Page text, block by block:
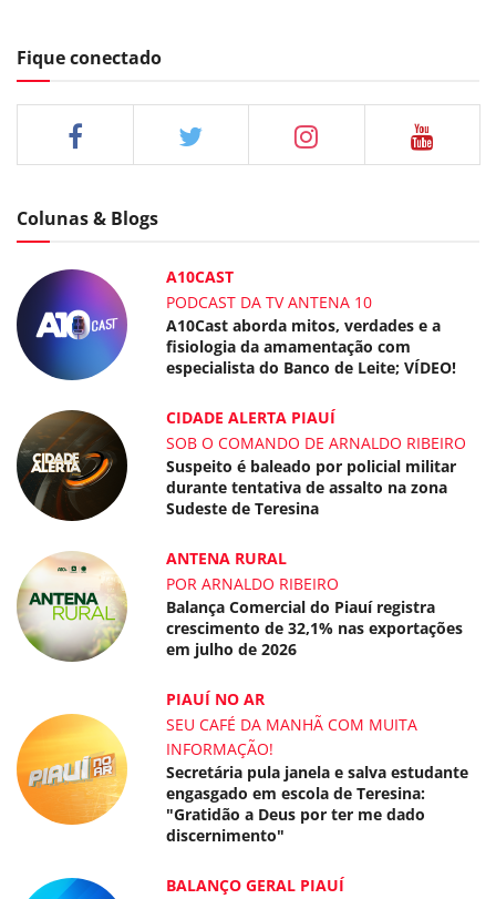
Fique conectado
Colunas & Blogs
A10CAST
PODCAST DA TV ANTENA 10
A10Cast aborda mitos, verdades e a
fisiologia da amamentação com
especialista do Banco de Leite; VÍDEO!
CIDADE ALERTA PIAUÍ
SOB O COMANDO DE ARNALDO RIBEIRO
Suspeito é baleado por policial militar
durante tentativa de assalto na zona
Sudeste de Teresina
ANTENA RURAL
POR ARNALDO RIBEIRO
Balança Comercial do Piauí registra
crescimento de 32,1% nas exportações
em julho de 2026
PIAUÍ NO AR
SEU CAFÉ DA MANHÃ COM MUITA
INFORMAÇÃO!
Secretária pula janela e salva estudante
engasgado em escola de Teresina:
"Gratidão a Deus por ter me dado
discernimento"
BALANÇO GERAL PIAUÍ